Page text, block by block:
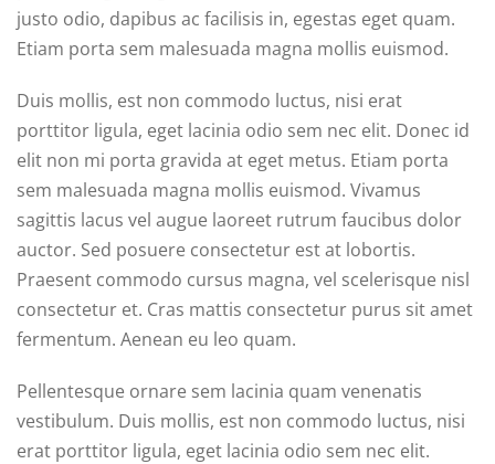
justo odio, dapibus ac facilisis in, egestas eget quam.
Etiam porta sem malesuada magna mollis euismod.
Duis mollis, est non commodo luctus, nisi erat
porttitor ligula, eget lacinia odio sem nec elit. Donec id
elit non mi porta gravida at eget metus. Etiam porta
sem malesuada magna mollis euismod. Vivamus
sagittis lacus vel augue laoreet rutrum faucibus dolor
auctor. Sed posuere consectetur est at lobortis.
Praesent commodo cursus magna, vel scelerisque nisl
consectetur et. Cras mattis consectetur purus sit amet
fermentum. Aenean eu leo quam.
Pellentesque ornare sem lacinia quam venenatis
vestibulum. Duis mollis, est non commodo luctus, nisi
erat porttitor ligula, eget lacinia odio sem nec elit.